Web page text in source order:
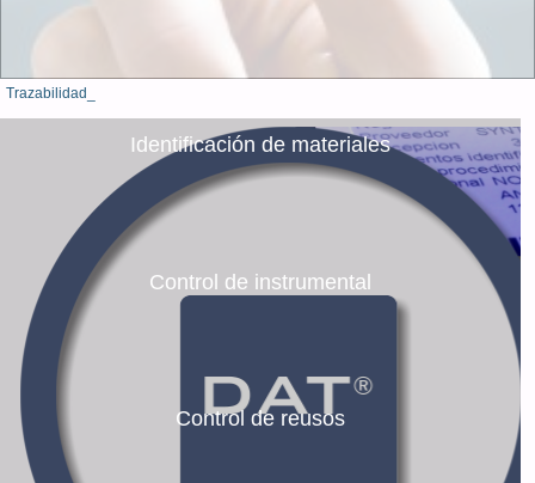
Trazabilidad_
Identificación de materiales
Control de instrumental
Control de reusos